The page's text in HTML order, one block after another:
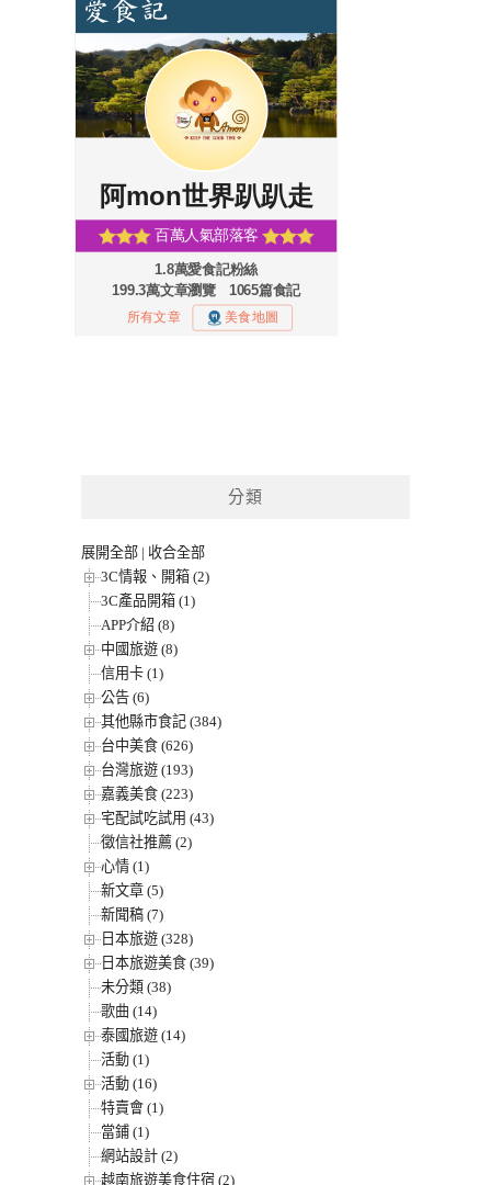
分類
展開全部 | 收合全部
3C情報、開箱 (2)
3C產品開箱 (1)
APP介紹 (8)
中國旅遊 (8)
信用卡 (1)
公告 (6)
其他縣市食記 (384)
台中美食 (626)
台灣旅遊 (193)
嘉義美食 (223)
宅配試吃試用 (43)
徵信社推薦 (2)
心情 (1)
新文章 (5)
新聞稿 (7)
日本旅遊 (328)
日本旅遊美食 (39)
未分類 (38)
歌曲 (14)
泰國旅遊 (14)
活動 (1)
活動 (16)
特賣會 (1)
當鋪 (1)
網站設計 (2)
越南旅遊美食住宿 (2)